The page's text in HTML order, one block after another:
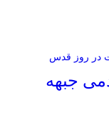
مردمی جبهه